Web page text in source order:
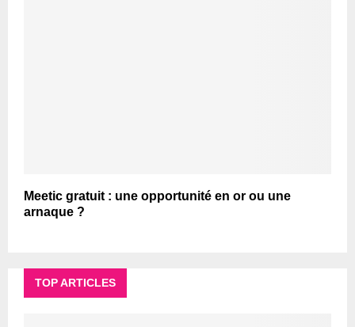
Meetic gratuit : une opportunité en or ou une
arnaque ?
TOP ARTICLES